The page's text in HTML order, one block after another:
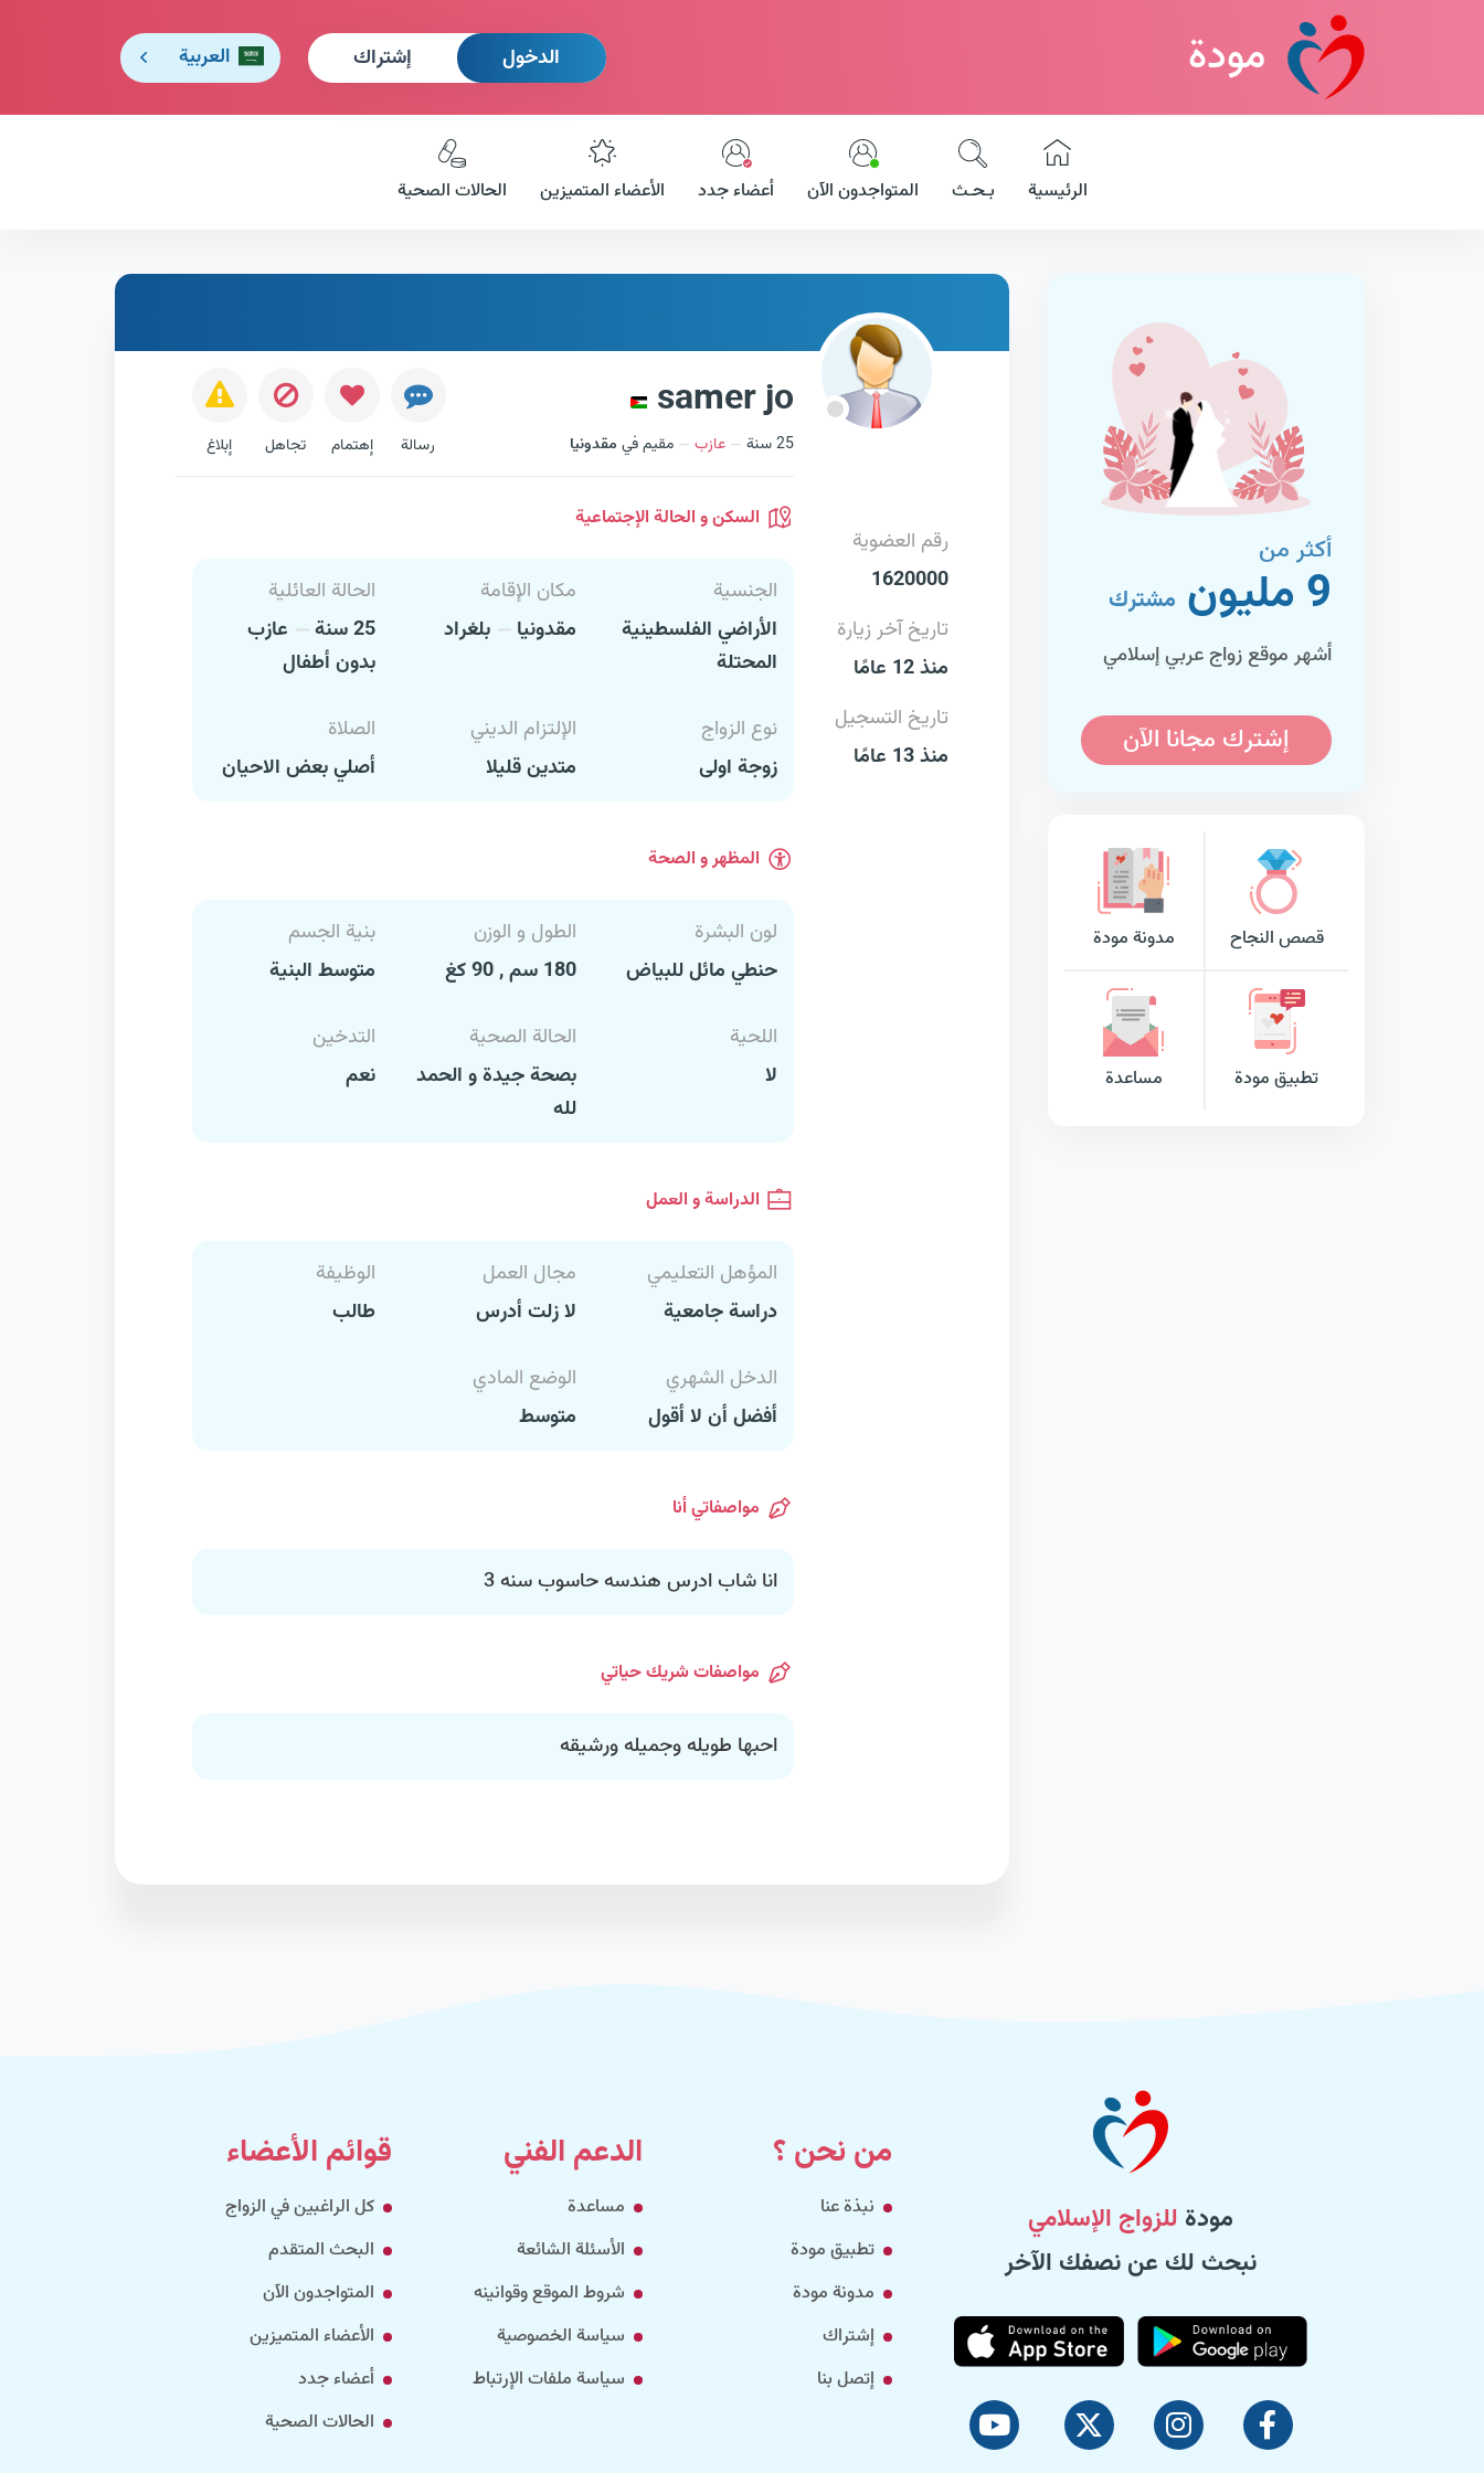
مودة الدخول إشتراك العربية
الرئيسية بـحـث المتواجدون الآن أعضاء جدد الأعضاء المتميزين الحالات الصحية
أكثر من
9 مليون مشترك
أشهر موقع زواج عربي إسلامي
إشترك مجانا الآن
قصص النجاح مدونة مودة
تطبيق مودة مساعدة
samer jo
25 سنة عازب مقيم في مقدونيا رسالة إهتمام تجاهل إبلاغ
رقم العضوية
1620000
تاريخ آخر زيارة
منذ 12 عامًا
تاريخ التسجيل
منذ 13 عامًا
السكن و الحالة الإجتماعية
الجنسية
الأراضي الفلسطينية
المحتلة
مكان الإقامة
مقدونيا
بلغراد
الحالة العائلية
25 سنة
عازب
بدون أطفال
نوع الزواج
زوجة اولى
الإلتزام الديني
متدين قليلا
الصلاة
أصلي بعض الاحيان
المظهر و الصحة
لون البشرة
حنطي مائل للبياض
الطول و الوزن
180 سم , 90 كغ
بنية الجسم
متوسط البنية
اللحية
لا
الحالة الصحية
بصحة جيدة و الحمد
لله
التدخين
نعم
الدراسة و العمل
المؤهل التعليمي
دراسة جامعية
مجال العمل
لا زلت أدرس
الوظيفة
طالب
الدخل الشهري
أفضل أن لا أقول
الوضع المادي
متوسط
مواصفاتي أنا
انا شاب ادرس هندسه حاسوب سنه 3
مواصفات شريك حياتي
احبها طويله وجميله ورشيقه
مودة للزواج الإسلامي
نبحث لك عن نصفك الآخر
من نحن ؟
نبذة عنا
تطبيق مودة
مدونة مودة
إشتراك
إتصل بنا
الدعم الفني
مساعدة
الأسئلة الشائعة
شروط الموقع وقوانينه
سياسة الخصوصية
سياسة ملفات الإرتباط
قوائم الأعضاء
كل الراغبين في الزواج
البحث المتقدم
المتواجدون الآن
الأعضاء المتميزين
أعضاء جدد
الحالات الصحية